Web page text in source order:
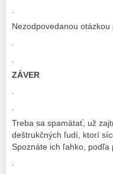
Nezodpovedanou
.
ZÁVER
Treba sa spamätať, už
deštrukčných ľudí, ktorí
Spoznáte ich ľahko,
.